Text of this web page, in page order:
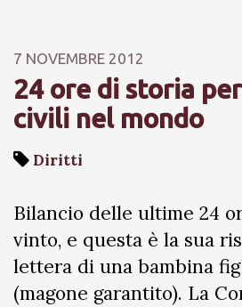
7 NOVEMBRE 2012
24 ore di storia
civili nel mondo
Diritti
Bilancio delle ultime 24
vinto, e questa è la sua
lettera di una bambina
(magone garantito). La